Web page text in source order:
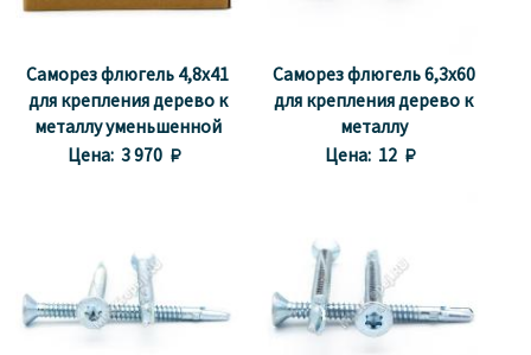
Саморез флюгель 4,8x41
для крепления дерево к
металлу уменьшенной
декоративной головкой
Цена: 3 970 
Саморез флюгель 6,3x60
для крепления дерево к
металлу
Цена: 12 